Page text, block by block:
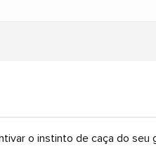
o instinto de caça do